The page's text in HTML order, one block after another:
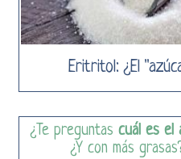
Eritritol: ¿El
¿Te preguntas cuál es el
¿Y con más